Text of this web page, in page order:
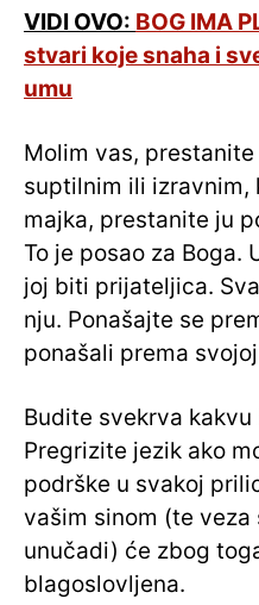
VIDI OVO: BOG IMA
stvari koje snaha i
umu
Molim vas,
suptilnim ili izravnim,
majka, prestanite ju
To je posao za Boga.
joj biti prijateljica.
nju. Ponašajte se
ponašali prema
Budite svekrva
Pregrizite jezik ako
podrške u svakoj
vašim sinom (te veza
unučadi) će zbog
blagoslovljena.